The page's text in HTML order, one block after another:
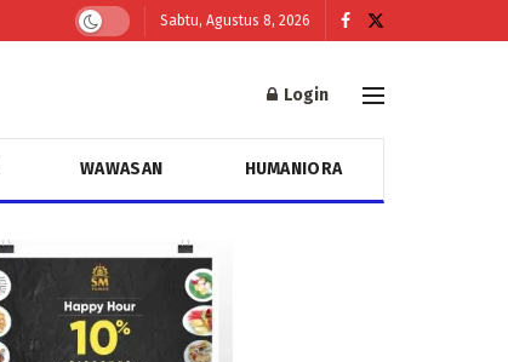
Sabtu, Agustus 8, 2026
Login
WAWASAN HUMANIORA